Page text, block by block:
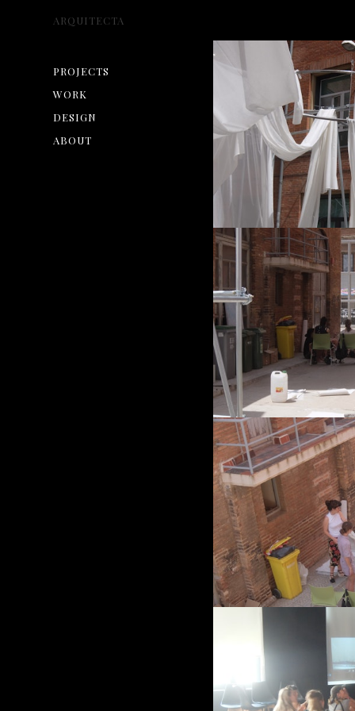
PROJECTS
WORK
DESIGN
ABOUT
ARQUITECTA